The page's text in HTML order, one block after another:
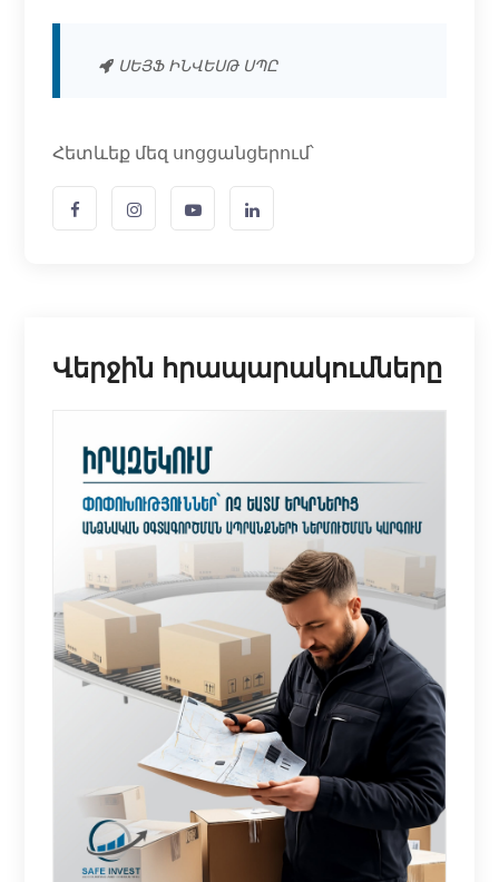
ՍԵՅՖ ԻՆՎԵՍԹ ՍՊԸ
Հետևեք մեզ սոցցանցերում՝
Վերջին հրապարակումները